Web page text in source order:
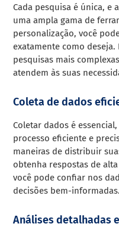
Cada pesquisa é única, e
uma ampla gama de
personalização, você
exatamente como
pesquisas mais
atendem às suas
Coleta de dados
Coletar dados é
processo eficiente e
maneiras de distribuir
obtenha respostas de
você pode confiar nos
decisões bem-informadas.
Análisesdetalhadas